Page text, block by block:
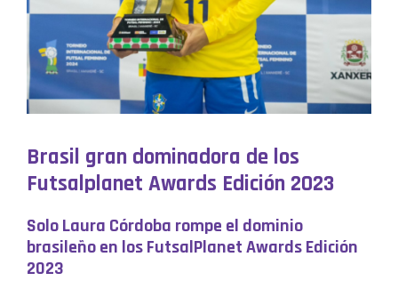
Brasil gran dominadora de los
Futsalplanet Awards Edición 2023
Solo Laura Córdoba rompe el dominio
brasileño en los FutsalPlanet Awards Edición
2023